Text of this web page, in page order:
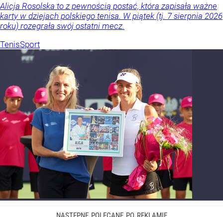
Alicja Rosolska to z pewnością postać, która zapisała ważne
karty w dziejach polskiego tenisa. W piątek (tj. 7 sierpnia 2026
roku) rozegrała swój ostatni mecz.
TenisSport